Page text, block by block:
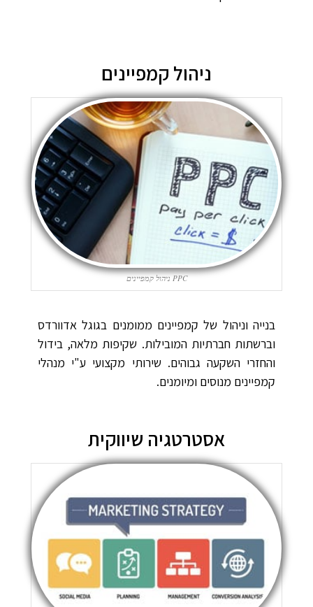
ניהול קמפיינים
PPC ניהול קמפיינים
בנייה וניהול של קמפיינים ממומנים בגוגל אדוורדס
וברשתות חברתיות המובילות. שקיפות מלאה, בידול
והחזרי השקעה גבוהים. שירותי מקצועי ע"י מנהלי
קמפיינים מנוסים ומיומנים.
אסטרטגיה שיווקית